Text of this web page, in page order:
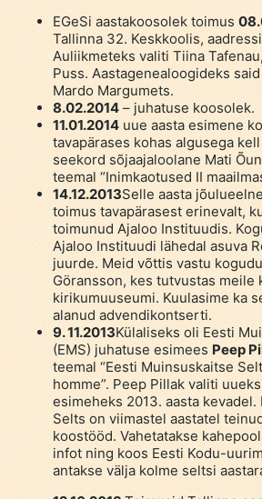
EGeSi aastakoosolek toimus
Tallinna 32. Keskkoolis,
Auliikmeteks valiti Tiina
Puss. Aastagenealoogideks
Mardo Margumets.
8.02.2014– juhatuse koosolek.
11.01.2014uue aasta esimene
tavapärases kohas algusega
seekord sõjaajaloolane Mati
teemal “Inimkaotused II
14.12.2013Selle aasta
toimus tavapärasest erinevalt,
toimunud Ajaloo Instituudis.
Ajaloo Instituudi lähedal asuva
juurde. Meid võttis vastu
Göransson, kes tutvustas meile
kirikumuuseumi. Kuulasime ka
alanud advendikontserti.
9. 11.2013Külaliseks oli Eesti
(EMS) juhatuse esimeesPeep
teemal “Eesti Muinsuskaitse
homme”. Peep Pillak valiti
esimeheks 2013. aasta kevadel.
Selts on viimastel aastatel
koostööd. Vahetatakse
infot ning koos Eesti Kodu-
antakse välja kolme seltsi